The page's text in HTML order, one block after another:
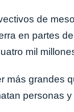
de
en partes
mil
más grandes
personas